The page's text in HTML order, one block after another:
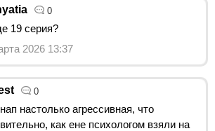
0
19 серия?
2026 13:37
0
настолько агрессивная, что
как ене психологом взяли на